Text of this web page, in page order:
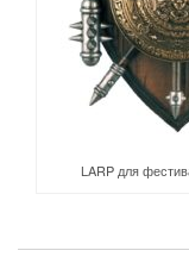
LARP для